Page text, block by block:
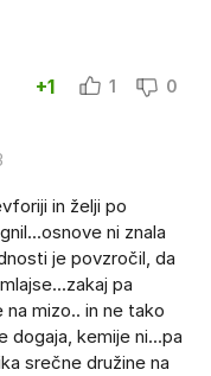
+1 1 0
in želji po
ni znala
je povzročil, da
pa
mizo.. in ne tako
dogaja, kemije ni...pa
srečne družine na